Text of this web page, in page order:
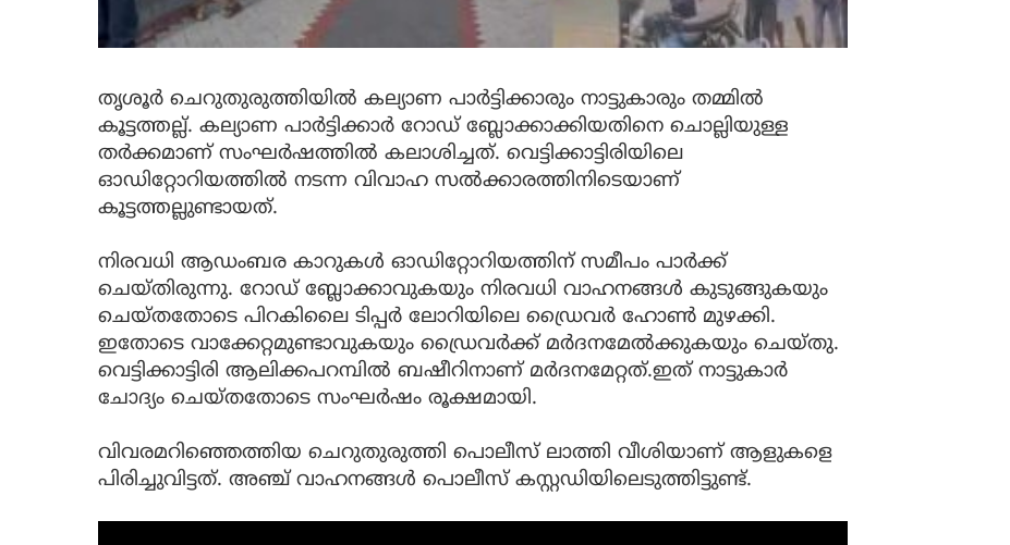
തൃശൂർ ചെറുതുരുത്തിയിൽ കല്യാണ പാർട്ടിക്കാരും നാട്ടുകാരും തമ്മിൽ
കൂട്ടത്തല്ല്. കല്യാണ പാർട്ടിക്കാർ റോഡ് ബ്ലോക്കാക്കിയതിനെ ചൊല്ലിയുള്ള
തർക്കമാണ് സംഘർഷത്തിൽ കലാശിച്ചത്. വെട്ടിക്കാട്ടിരിയിലെ
ഓഡിറ്റോറിയത്തിൽ നടന്ന വിവാഹ സൽക്കാരത്തിനിടെയാണ്
കൂട്ടത്തല്ലുണ്ടായത്.
നിരവധി ആഡംബര കാറുകൾ ഓഡിറ്റോറിയത്തിന് സമീപം പാർക്ക്
ചെയ്തിരുന്നു. റോഡ് ബ്ലോക്കാവുകയും നിരവധി വാഹനങ്ങൾ കുടുങ്ങുകയും
ചെയ്തതോടെ പിറകിലൈ ടിപ്പർ ലോറിയിലെ ഡ്രൈവർ ഹോൺ മുഴക്കി.
ഇതോടെ വാക്കേറ്റമുണ്ടാവുകയും ഡ്രൈവർക്ക് മർദനമേൽക്കുകയും ചെയ്തു.
വെട്ടിക്കാട്ടിരി ആലിക്കപറമ്പിൽ ബഷീറിനാണ് മർദനമേറ്റത്.ഇത് നാട്ടുകാർ
ചോദ്യം ചെയ്തതോടെ സംഘർഷം രൂക്ഷമായി.
വിവരമറിഞ്ഞെത്തിയ ചെറുതുരുത്തി പൊലീസ് ലാത്തി വീശിയാണ് ആളുകളെ
പിരിച്ചുവിട്ടത്. അഞ്ച് വാഹനങ്ങൾ പൊലീസ് കസ്റ്റഡിയിലെടുത്തിട്ടുണ്ട്.